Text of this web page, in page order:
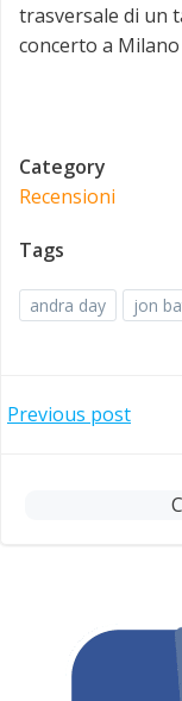
trasversale di un
concerto a
Category
Recensioni
Tags
andra day jon
Post
Previous post